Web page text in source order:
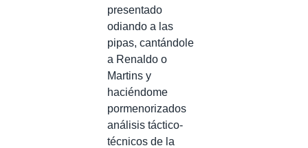
presentado
odiando a las
pipas, cantándole
a Renaldo o
Martins y
haciéndome
pormenorizados
análisis táctico-
técnicos de la